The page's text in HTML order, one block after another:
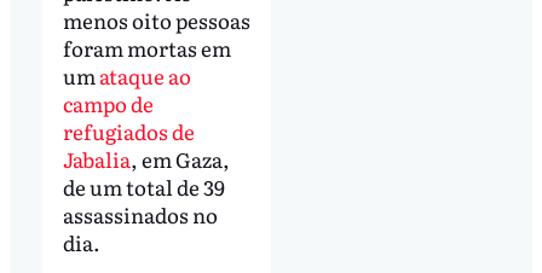
menos oito pessoas
foram mortas em
um ataque ao
campo de
refugiados de
Jabalia, em Gaza,
de um total de 39
assassinados no
dia.